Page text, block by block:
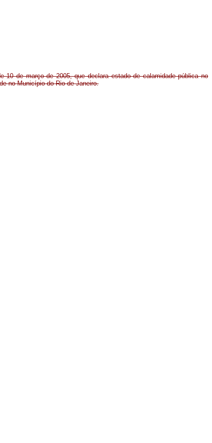
10 de março de 2005, que declara estado de calamidade pública no
no Município do Rio de Janeiro.